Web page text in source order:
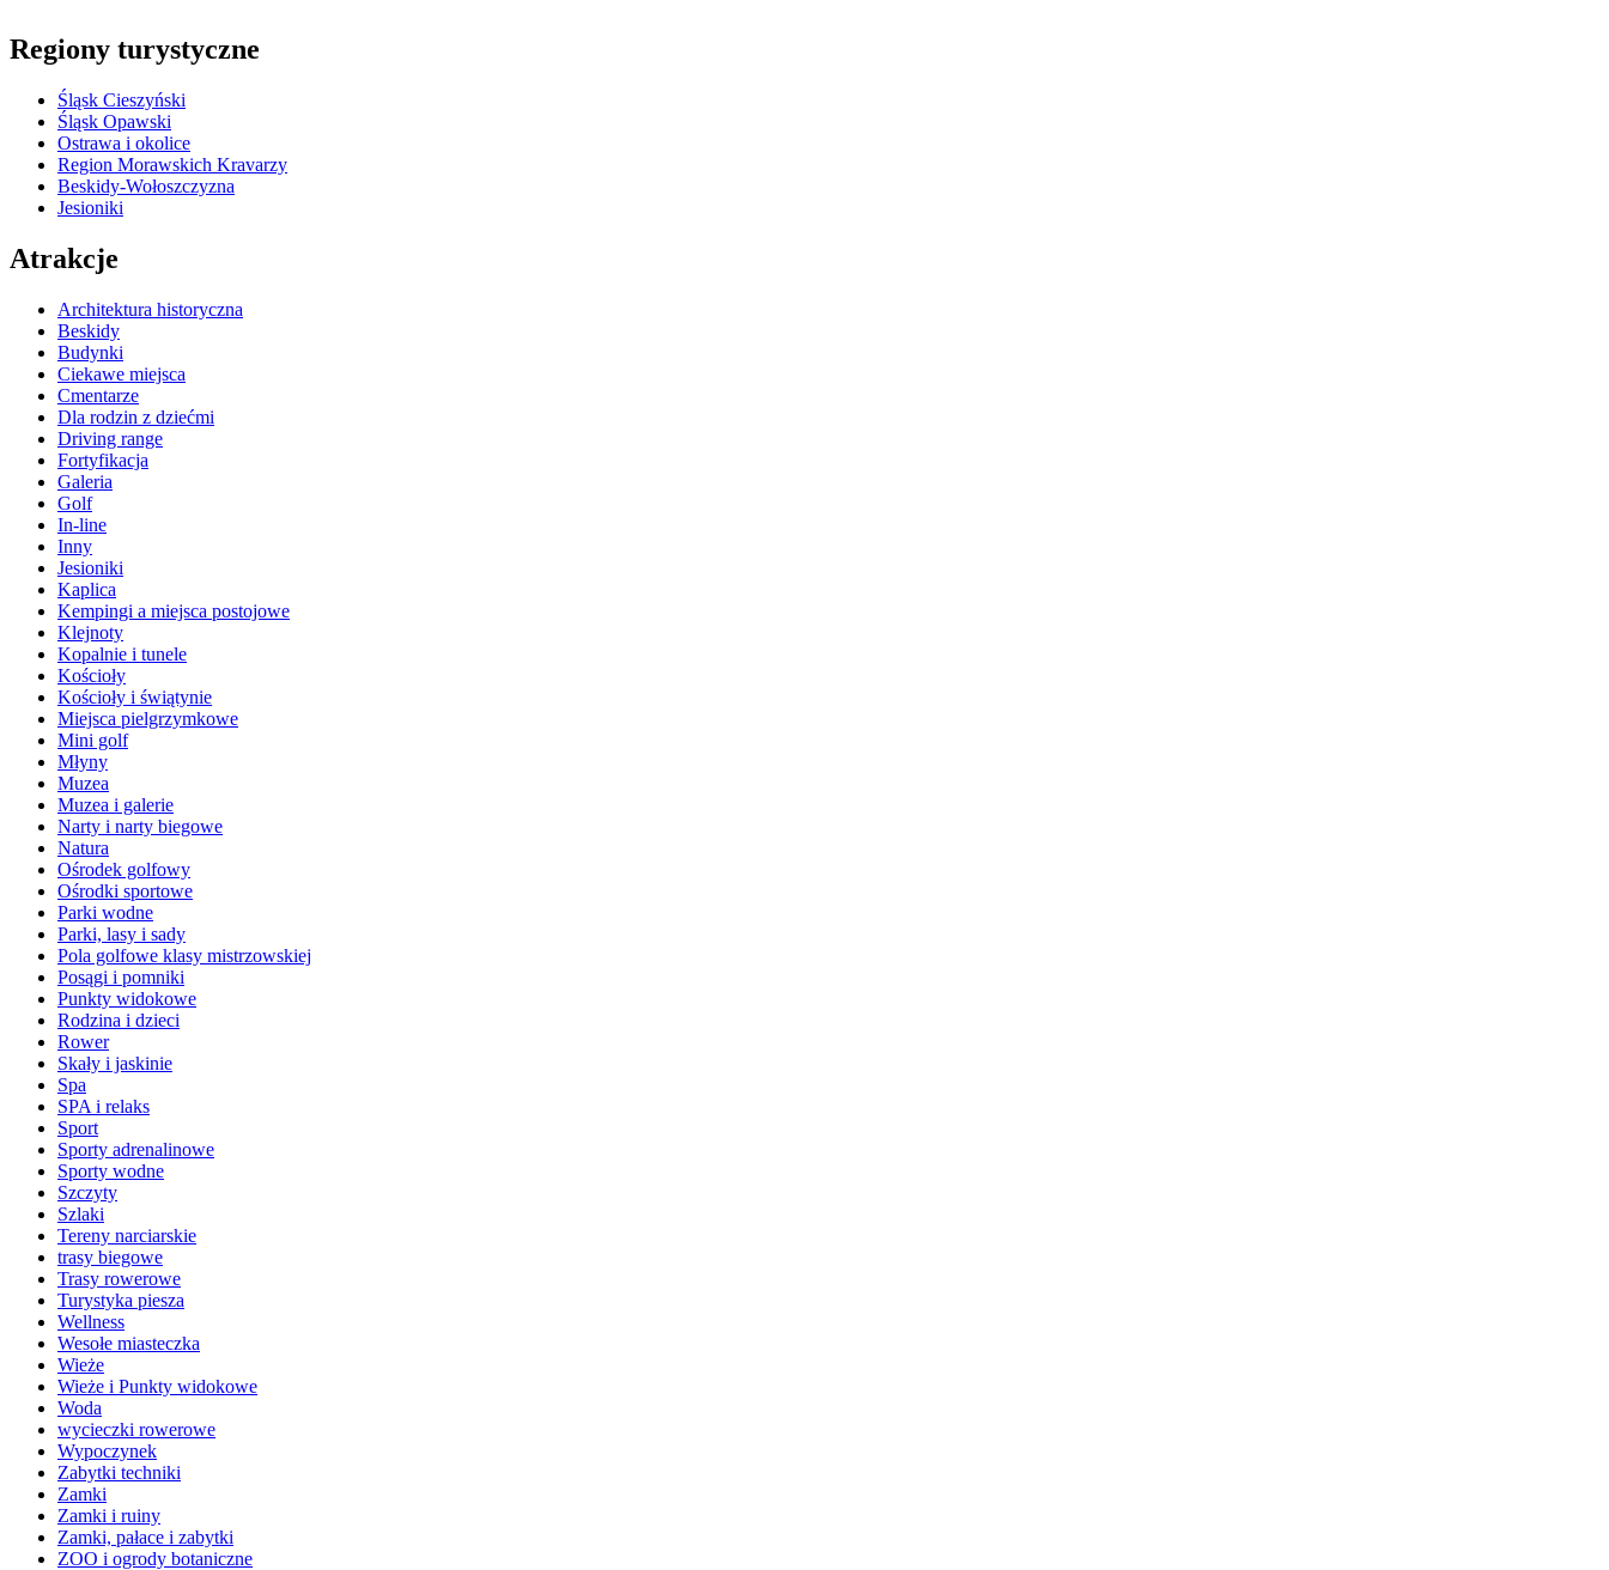
Regiony turystyczne
Śląsk Cieszyński
Śląsk Opawski
Ostrawa i okolice
Region Morawskich Kravarzy
Beskidy-Wołoszczyzna
Jesioniki
Atrakcje
Architektura historyczna
Beskidy
Budynki
Ciekawe miejsca
Cmentarze
Dla rodzin z dziećmi
Driving range
Fortyfikacja
Galeria
Golf
In-line
Inny
Jesioniki
Kaplica
Kempingi a miejsca postojowe
Klejnoty
Kopalnie i tunele
Kościoły
Kościoły i świątynie
Miejsca pielgrzymkowe
Mini golf
Młyny
Muzea
Muzea i galerie
Narty i narty biegowe
Natura
Ośrodek golfowy
Ośrodki sportowe
Parki wodne
Parki, lasy i sady
Pola golfowe klasy mistrzowskiej
Posągi i pomniki
Punkty widokowe
Rodzina i dzieci
Rower
Skały i jaskinie
Spa
SPA i relaks
Sport
Sporty adrenalinowe
Sporty wodne
Szczyty
Szlaki
Tereny narciarskie
trasy biegowe
Trasy rowerowe
Turystyka piesza
Wellness
Wesołe miasteczka
Wieże
Wieże i Punkty widokowe
Woda
wycieczki rowerowe
Wypoczynek
Zabytki techniki
Zamki
Zamki i ruiny
Zamki, pałace i zabytki
ZOO i ogrody botaniczne